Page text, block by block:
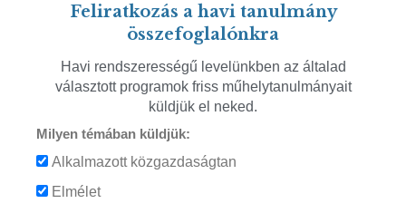
Feliratkozás a havi tanulmány
összefoglalónkra
Havi rendszerességű levelünkben az általad
választott programok friss műhelytanulmányait
küldjük el neked.
Milyen témában küldjük:
Alkalmazott közgazdaságtan
Elmélet